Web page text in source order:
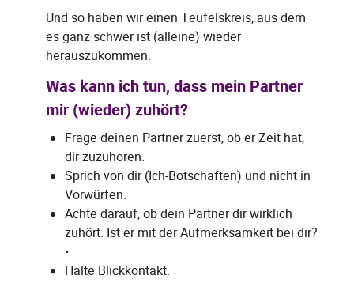
Und so haben wir einen Teufelskreis, aus dem
es ganz schwer ist (alleine) wieder
herauszukommen.
Was kann ich tun, dass mein Partner
mir (wieder) zuhört?
Frage deinen Partner zuerst, ob er Zeit hat,
dir zuzuhören.
Sprich von dir (Ich-Botschaften) und nicht in
Vorwürfen.
Achte darauf, ob dein Partner dir wirklich
zuhört. Ist er mit der Aufmerksamkeit bei dir?
•
Halte Blickkontakt.